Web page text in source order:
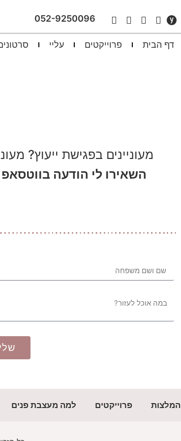
052-9250096
דף הבית פרוייקטים עליי
מעוניינים בפגישת ייעוץ?
השאירו לי הודעה
המלצות פרוייקטים למה מעצבת פנים